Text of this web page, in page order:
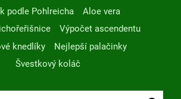
podle Pohlreicha
Aloe vera
Výpočet ascendentu
knedlíky
Nejlepší palačinky
Švestkový koláč